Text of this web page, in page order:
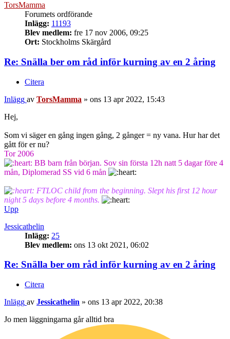
TorsMamma
Forumets ordförande
Inlägg: 11193
Blev medlem: fre 17 nov 2006, 09:25
Ort: Stockholms Skärgård
Re: Snälla ber om råd inför kurning av en 2 åring
Citera
Inlägg av TorsMamma » ons 13 apr 2022, 15:43
Hej,
Som vi säger en gång ingen gång, 2 gånger = ny vana. Hur har det
gått för er nu?
Tor 2006
BB barn från början. Sov sin första 12h natt 5 dagar före 4
mån, Diplomerad SS vid 6 mån
FTLOC child from the beginning. Slept his first 12 hour
night 5 days before 4 months.
Upp
Jessicathelin
Inlägg: 25
Blev medlem: ons 13 okt 2021, 06:02
Re: Snälla ber om råd inför kurning av en 2 åring
Citera
Inlägg av Jessicathelin » ons 13 apr 2022, 20:38
Jo men läggningarna går alltid bra